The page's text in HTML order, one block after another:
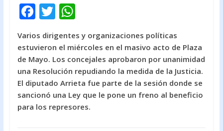
F
ac
e
b
o
o
k
T
itt
er
W
at
s
A
p
p
Varios dirigentes y organizaciones políticas
estuvieron el miércoles en el masivo acto de Plaza
de Mayo. Los concejales aprobaron por unanimidad
una Resolución repudiando la medida de la Justicia.
El diputado Arrieta fue parte de la sesión donde se
sancionó una Ley que le pone un freno al beneficio
para los represores.